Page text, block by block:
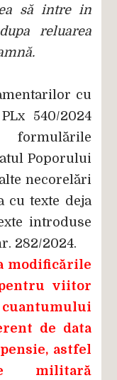
să intre in
reluarea
cu
540/2024
Poporului
necorelări
cu texte deja
introduse
282/2024.
modificările
viitor
de data
astfel
militară